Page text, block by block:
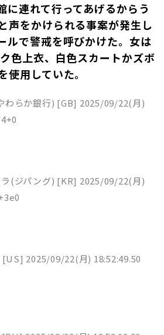
に連れて行ってあげるからう
声をかけられる事案が発生し
ルで警戒を呼びかけた。女は
色上衣、白色スカートかズボ
使用していた。
わらか銀行) [GB] 2025/09/22(月)
(ジパング) [KR] 2025/09/22(月)
[US] 2025/09/22(月) 18:52:49.50